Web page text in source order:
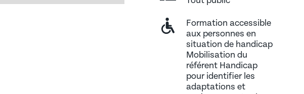
ALTERNANT / ETUDIANT
Formation accessible
aux personnes en
situation de handicap
Mobilisation du
référent Handicap
pour identifier les
adaptations et